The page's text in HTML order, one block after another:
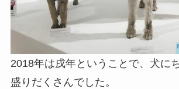
2018年は戌年ということで、犬に
盛りだくさんでした。